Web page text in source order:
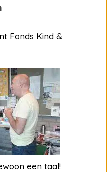
Fonds Kind &
een taal!